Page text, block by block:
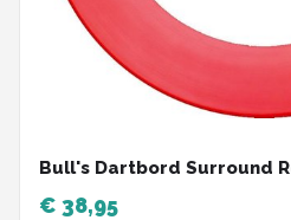
Bull's Dartbord Surround
€ 38,95